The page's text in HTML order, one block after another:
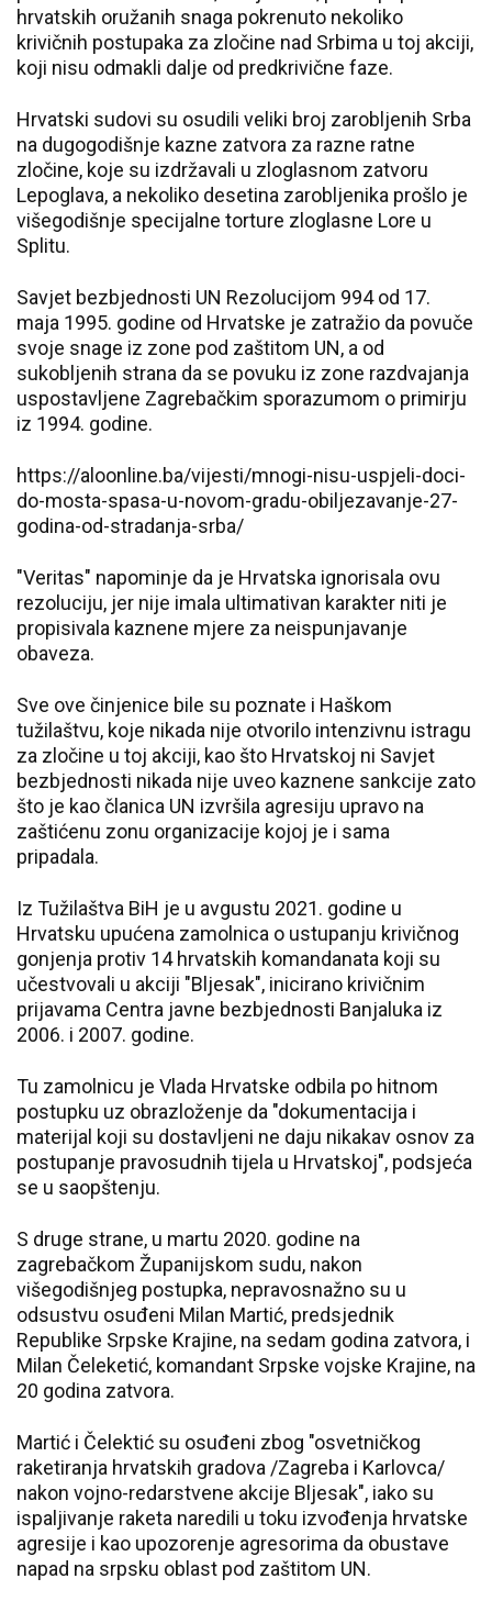
hrvatskih oružanih snaga pokrenuto nekoliko
krivičnih postupaka za zločine nad Srbima u toj akciji,
koji nisu odmakli dalje od predkrivične faze.
Hrvatski sudovi su osudili veliki broj zarobljenih Srba
na dugogodišnje kazne zatvora za razne ratne
zločine, koje su izdržavali u zloglasnom zatvoru
Lepoglava, a nekoliko desetina zarobljenika prošlo je
višegodišnje specijalne torture zloglasne Lore u
Splitu.
Savjet bezbjednosti UN Rezolucijom 994 od 17.
maja 1995. godine od Hrvatske je zatražio da povuče
svoje snage iz zone pod zaštitom UN, a od
sukobljenih strana da se povuku iz zone razdvajanja
uspostavljene Zagrebačkim sporazumom o primirju
iz 1994. godine.
https://aloonline.ba/vijesti/mnogi-nisu-uspjeli-doci-
do-mosta-spasa-u-novom-gradu-obiljezavanje-27-
godina-od-stradanja-srba/
"Veritas" napominje da je Hrvatska ignorisala ovu
rezoluciju, jer nije imala ultimativan karakter niti je
propisivala kaznene mjere za neispunjavanje
obaveza.
Sve ove činjenice bile su poznate i Haškom
tužilaštvu, koje nikada nije otvorilo intenzivnu istragu
za zločine u toj akciji, kao što Hrvatskoj ni Savjet
bezbjednosti nikada nije uveo kaznene sankcije zato
što je kao članica UN izvršila agresiju upravo na
zaštićenu zonu organizacije kojoj je i sama
pripadala.
Iz Tužilaštva BiH je u avgustu 2021. godine u
Hrvatsku upućena zamolnica o ustupanju krivičnog
gonjenja protiv 14 hrvatskih komandanata koji su
učestvovali u akciji "Bljesak", inicirano krivičnim
prijavama Centra javne bezbjednosti Banjaluka iz
2006. i 2007. godine.
Tu zamolnicu je Vlada Hrvatske odbila po hitnom
postupku uz obrazloženje da "dokumentacija i
materijal koji su dostavljeni ne daju nikakav osnov za
postupanje pravosudnih tijela u Hrvatskoj", podsjeća
se u saopštenju.
S druge strane, u martu 2020. godine na
zagrebačkom Županijskom sudu, nakon
višegodišnjeg postupka, nepravosnažno su u
odsustvu osuđeni Milan Martić, predsjednik
Republike Srpske Krajine, na sedam godina zatvora, i
Milan Čeleketić, komandant Srpske vojske Krajine, na
20 godina zatvora.
Martić i Čelektić su osuđeni zbog "osvetničkog
raketiranja hrvatskih gradova /Zagreba i Karlovca/
nakon vojno-redarstvene akcije Bljesak", iako su
ispaljivanje raketa naredili u toku izvođenja hrvatske
agresije i kao upozorenje agresorima da obustave
napad na srpsku oblast pod zaštitom UN.